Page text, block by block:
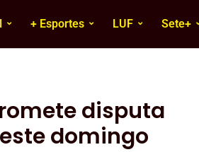
+ Esportes LUF Sete+
disputa
domingo